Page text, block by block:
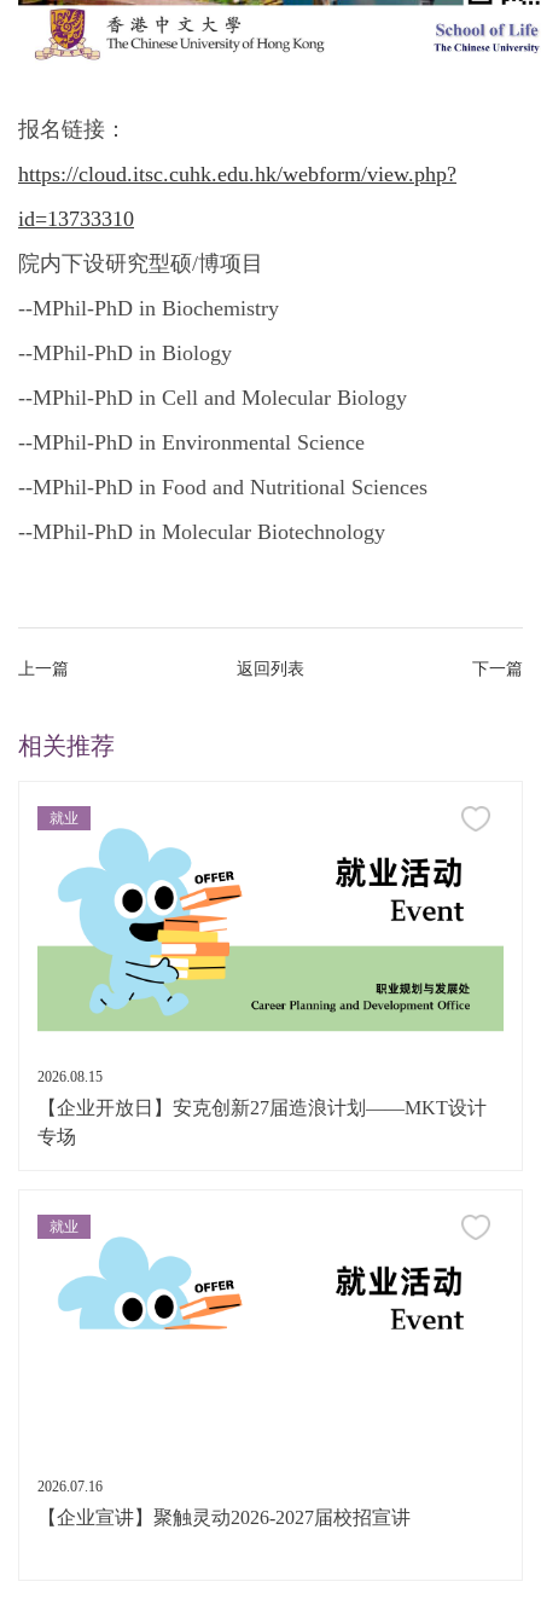
报名链接：
https://cloud.itsc.cuhk.edu.hk/webform/view.php?
id=13733310
院内下设研究型硕/博项目
--MPhil-PhD in Biochemistry
--MPhil-PhD in Biology
--MPhil-PhD in Cell and Molecular Biology
--MPhil-PhD in Environmental Science
--MPhil-PhD in Food and Nutritional Sciences
--MPhil-PhD in Molecular Biotechnology
上一篇 返回列表 下一篇
相关推荐
就业
2026.08.15
【企业开放日】安克创新27届造浪计划——MKT设计
专场
就业
2026.07.16
【企业宣讲】聚触灵动2026-2027届校招宣讲